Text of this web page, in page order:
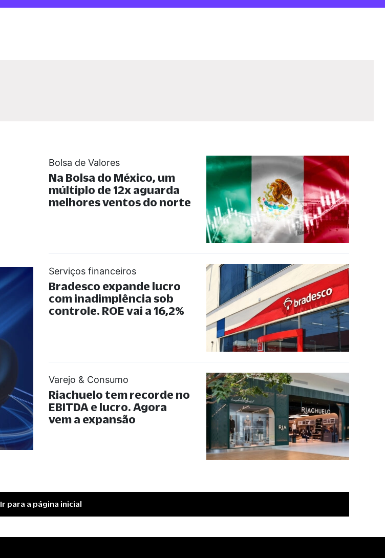
Bolsa de Valores
Na Bolsa do México, um
múltiplo de 12x aguarda
melhores ventos do norte
Serviços financeiros
Bradesco expande lucro
com inadimplência sob
controle. ROE vai a 16,2%
Varejo & Consumo
Riachuelo tem recorde no
EBITDA e lucro. Agora
vem a expansão
Ir para a página inicial